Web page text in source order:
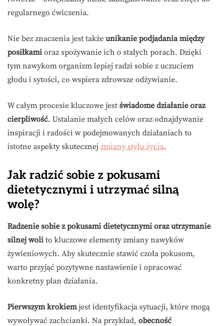
regularnego ćwiczenia.
Nie bez znaczenia jest także unikanie podjadania między
posiłkami oraz spożywanie ich o stałych porach. Dzięki
tym nawykom organizm lepiej radzi sobie z uczuciem
głodu i sytości, co wspiera zdrowsze odżywianie.
W całym procesie kluczowe jest świadome działanie oraz
cierpliwość. Ustalanie małych celów oraz odnajdywanie
inspiracji i radości w podejmowanych działaniach to
istotne aspekty skutecznej zmiany stylu życia.
Jak radzić sobie z pokusami
dietetycznymi i utrzymać silną
wolę?
Radzenie sobie z pokusami dietetycznymi oraz utrzymanie
silnej woli to kluczowe elementy zmiany nawyków
żywieniowych. Aby skutecznie stawić czoła pokusom,
warto przyjąć pozytywne nastawienie i opracować
konkretny plan działania.
Pierwszym krokiemjest identyfikacja sytuacji, które mogą
wywoływać zachcianki. Na przykład, obecność